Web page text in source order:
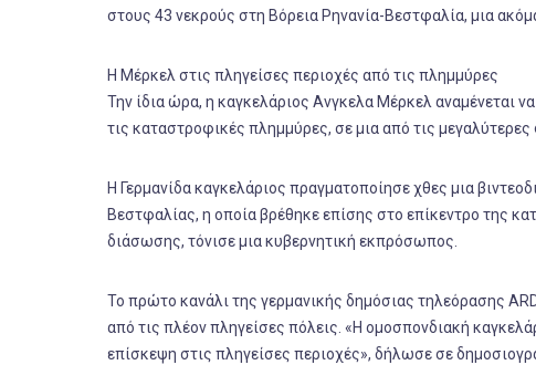
στους 43 νεκρούς στη Βόρεια Ρηνανία-Βεστφαλία, μια
Η Μέρκελ στις πληγείσες περιοχές από τις πλημμύρες
Την ίδια ώρα, η καγκελάριος Ανγκελα Μέρκελ αναμένεται
τις καταστροφικές πλημμύρες, σε μια από τις
Η Γερμανίδα καγκελάριος πραγματοποίησε χθες μια
Βεστφαλίας, η οποία βρέθηκε επίσης στο επίκεντρο της
διάσωσης, τόνισε μια κυβερνητική εκπρόσωπος.
Το πρώτο κανάλι της γερμανικής δημόσιας τηλεόρασης
από τις πλέον πληγείσες πόλεις. «Η ομοσπονδιακή
επίσκεψη στις πληγείσες περιοχές», δήλωσε σε